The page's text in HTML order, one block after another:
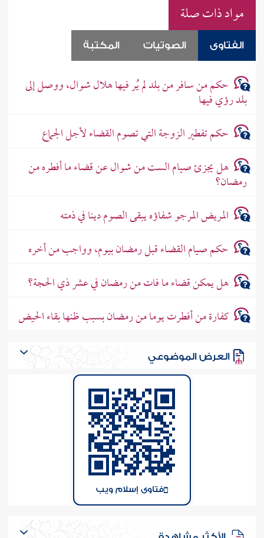
مواد ذات صلة
الفتاوى الصوتيات المكتبة
حكم من سافر من بلد لم يُر فيها هلال شوال، ووصل إلى
بلد رؤي فيها
حكم تفطير الزوجة التي تصوم القضاء لأجل الجماع
هل يجزئ صيام الست من شوال عن قضاء ما أفطره من
رمضان؟
المريض المرجو شفاؤه يبقى الصوم دينا في ذمته
حكم صيام القضاء قبل رمضان بيوم، وواجب من أخره
هل يمكن قضاء ما فات من رمضان في عشر ذي الحجة؟
كفارة من أفطرت يوما من رمضان بسبب ظنها بقاء الحيض
العرض الموضوعي
فتاوى إسلام ويب